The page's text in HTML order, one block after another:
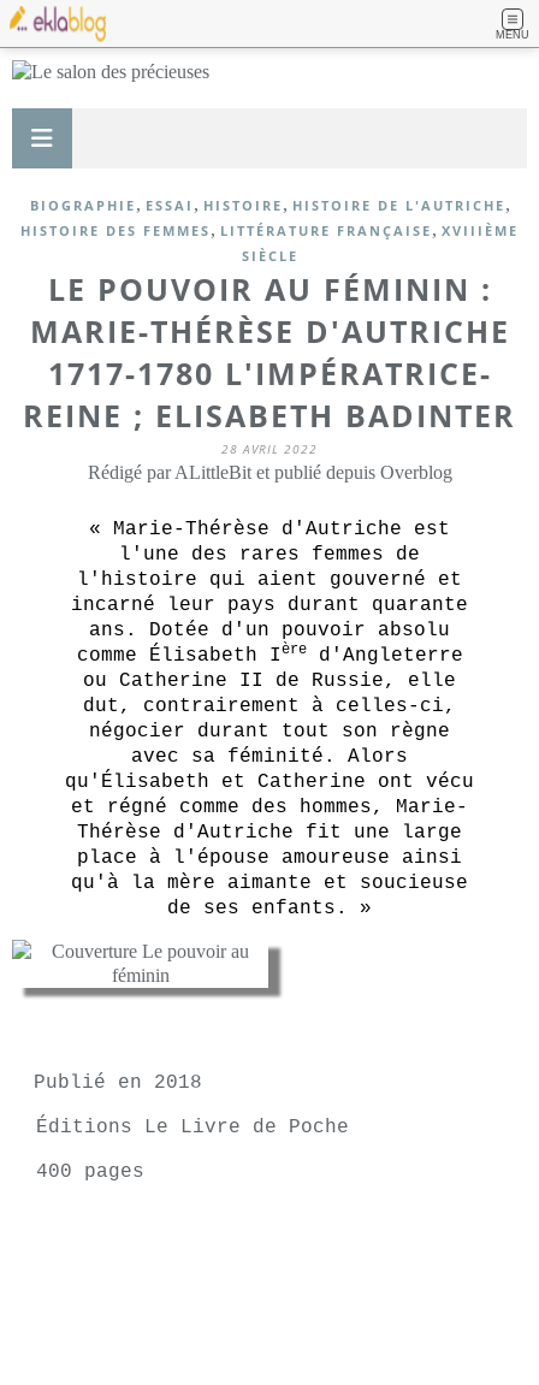
MENU
BIOGRAPHIE , ESSAI , HISTOIRE , HISTOIRE DE L'AUTRICHE ,
HISTOIRE DES FEMMES , LITTÉRATURE FRANÇAISE , XVIIIÈME
SIÈCLE
LE POUVOIR AU FÉMININ :
MARIE-THÉRÈSE D'AUTRICHE
1717-1780 L'IMPÉRATRICE-
REINE ; ELISABETH BADINTER
28 AVRIL 2022
Rédigé par ALittleBit et publié depuis Overblog
« Marie-Thérèse d'Autriche est
l'une des rares femmes de
l'histoire qui aient gouverné et
incarné leur pays durant quarante
ans. Dotée d'un pouvoir absolu
comme Élisabeth Ièred'Angleterre
ou Catherine II de Russie, elle
dut, contrairement à celles-ci,
négocier durant tout son règne
avec sa féminité. Alors
qu'Élisabeth et Catherine ont vécu
et régné comme des hommes, Marie-
Thérèse d'Autriche fit une large
place à l'épouse amoureuse ainsi
qu'à la mère aimante et soucieuse
de ses enfants. »
Publié en 2018
Éditions Le Livre de Poche
400 pages